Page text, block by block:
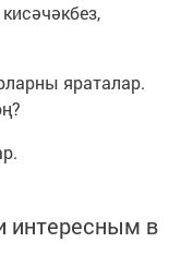
яраталар.
интересным в